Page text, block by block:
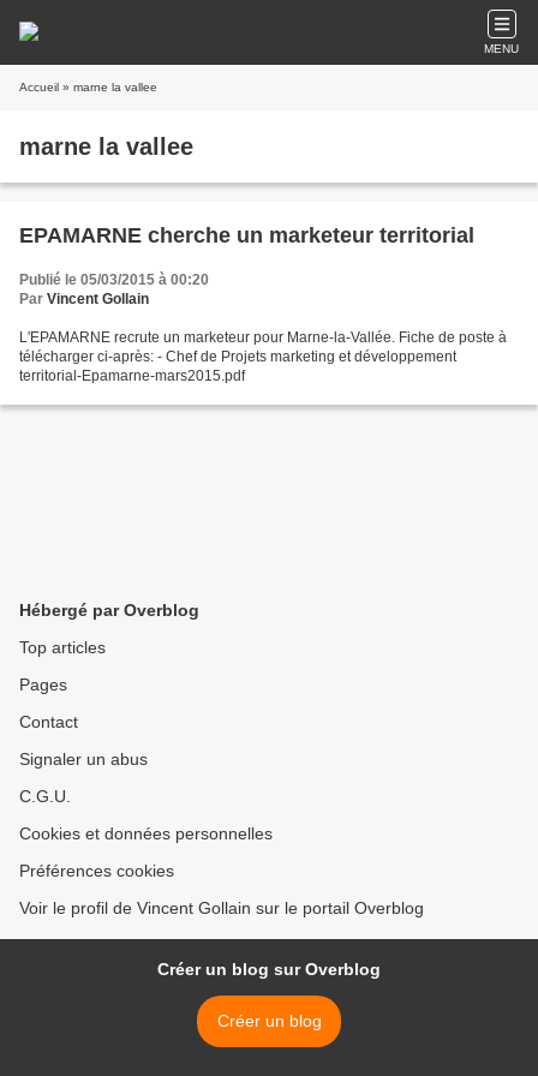
MENU
Accueil » marne la vallee
marne la vallee
EPAMARNE cherche un marketeur territorial
Publié le 05/03/2015 à 00:20
Par Vincent Gollain
L'EPAMARNE recrute un marketeur pour Marne-la-Vallée. Fiche de poste à
télécharger ci-après: - Chef de Projets marketing et développement
territorial-Epamarne-mars2015.pdf
Hébergé par Overblog
Top articles
Pages
Contact
Signaler un abus
C.G.U.
Cookies et données personnelles
Préférences cookies
Voir le profil de Vincent Gollain sur le portail Overblog
Créer un blog sur Overblog
Créer un blog